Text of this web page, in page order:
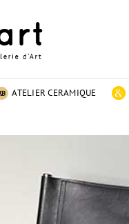
ATELIER CERAMIQUE